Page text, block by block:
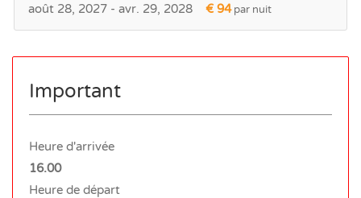
août 28, 2027 - avr. 29, 2028 € 94par nuit
Important
Heure d'arrivée
16.00
Heure de départ